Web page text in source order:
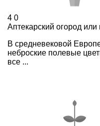
4 0
Аптекарский огород
В средневековой
неброские полевые
все ...